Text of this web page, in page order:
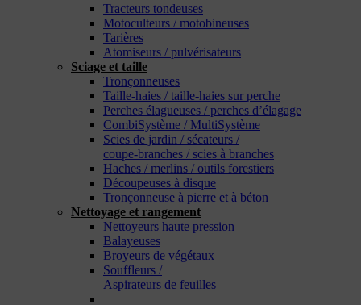
Tracteurs tondeuses
Motoculteurs / motobineuses
Tarières
Atomiseurs / pulvérisateurs
Sciage et taille
Tronçonneuses
Taille-haies / taille-haies sur perche
Perches élagueuses / perches d’élagage
CombiSystème / MultiSystème
Scies de jardin / sécateurs /
coupe-branches / scies à branches
Haches / merlins / outils forestiers
Découpeuses à disque
Tronçonneuse à pierre et à béton
Nettoyage et rangement
Nettoyeurs haute pression
Balayeuses
Broyeurs de végétaux
Souffleurs /
Aspirateurs de feuilles